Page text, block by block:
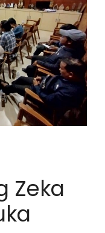
Zeka